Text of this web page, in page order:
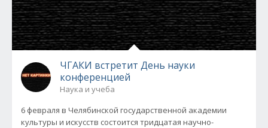
ЧГАКИ встретит День науки
конференцией
Наука и учеба
6 февраля в Челябинской государственной академии
культуры и искусств состоится тридцатая научно-